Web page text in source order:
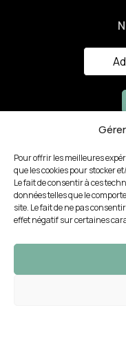
Pour offrir les meilleures
que les cookies pour stocker
Le fait de consentir à ces
données telles que le
site. Le fait de ne pas
effet négatif sur certaines
282
ACTUALITÉS
NOTRE GAMME
LIENS RAPIDES